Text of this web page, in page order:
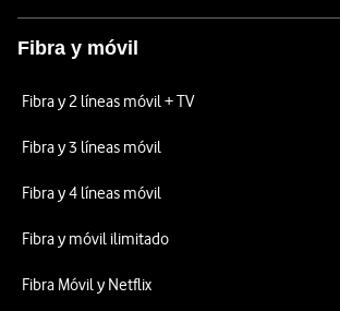
Fibra y móvil
Fibra y 2 líneas móvil + TV
Fibra y 3 líneas móvil
Fibra y 4 líneas móvil
Fibra y móvil ilimitado
Fibra Móvil y Netflix